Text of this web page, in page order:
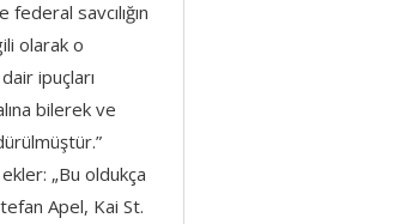
savcılığın
olarak o
ipuçları
bilerek ve
„Bu oldukça
Apel, Kai St.